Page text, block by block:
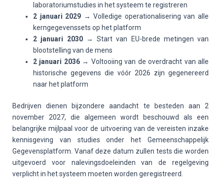
laboratoriumstudies in het systeem te registreren
2 januari 2029 → Volledige operationalisering van alle
kerngegevenssets op het platform
2 januari 2030→ Start van EU-brede metingen van
blootstelling van de mens
2 januari 2036→ Voltooiing van de overdracht van alle
historische gegevens die vóór 2026 zijn gegenereerd
naar het platform
Bedrijven dienen bijzondere aandacht te besteden aan 2
november 2027, die algemeen wordt beschouwd als een
belangrijke mijlpaal voor de uitvoering van de vereisten inzake
kennisgeving van studies onder het Gemeenschappelijk
Gegevensplatform. Vanaf deze datum zullen tests die worden
uitgevoerd voor nalevingsdoeleinden van de regelgeving
verplicht in het systeem moeten worden geregistreerd.